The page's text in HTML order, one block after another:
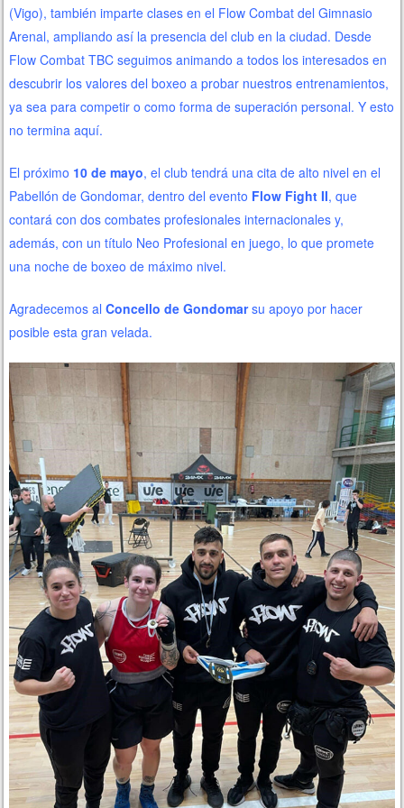
(Vigo), también imparte clases en el Flow Combat del Gimnasio
Arenal, ampliando así la presencia del club en la ciudad. Desde
Flow Combat TBC seguimos animando a todos los interesados en
descubrir los valores del boxeo a probar nuestros entrenamientos,
ya sea para competir o como forma de superación personal. Y esto
no termina aquí.
El próximo 10 de mayo, el club tendrá una cita de alto nivel en el
Pabellón de Gondomar, dentro del evento Flow Fight II, que
contará con dos combates profesionales internacionales y,
además, con un título Neo Profesional en juego, lo que promete
una noche de boxeo de máximo nivel.
Agradecemos alConcello de Gondomarsu apoyo por hacer
posible esta gran velada.